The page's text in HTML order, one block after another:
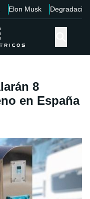
Elon Musk Degradación
8
en España